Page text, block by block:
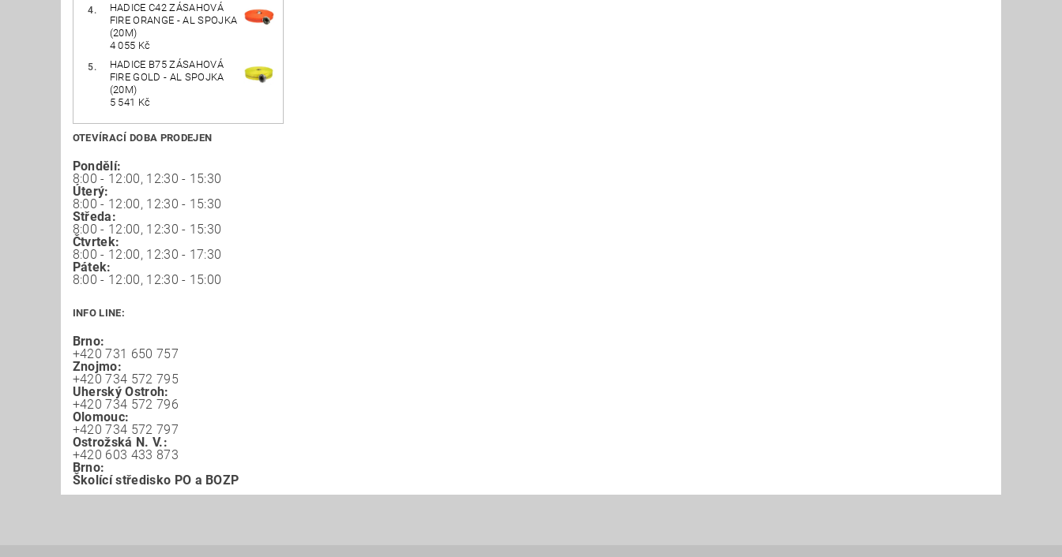
HADICE C42 ZÁSAHOVÁ
FIRE ORANGE - AL SPOJKA
(20M)
4 055 Kč
HADICE B75 ZÁSAHOVÁ
FIRE GOLD - AL SPOJKA
(20M)
5 541 Kč
OTEVÍRACÍ DOBA PRODEJEN
Pondělí:
8:00 - 12:00, 12:30 - 15:30
Úterý:
8:00 - 12:00, 12:30 - 15:30
Středa:
8:00 - 12:00, 12:30 - 15:30
Čtvrtek:
8:00 - 12:00, 12:30 - 17:30
Pátek:
8:00 - 12:00, 12:30 - 15:00
INFO LINE:
Brno:
+420 731 650 757
Znojmo:
+420 734 572 795
Uherský Ostroh:
+420 734 572 796
Olomouc:
+420 734 572 797
Ostrožská N. V.:
+420 603 433 873
Brno:
Školící středisko PO a BOZP